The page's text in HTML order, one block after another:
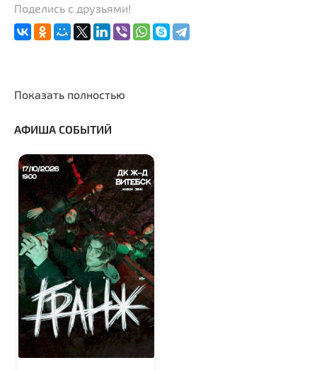
Поделись с друзьями!
Показать полностью
АФИША СОБЫТИЙ